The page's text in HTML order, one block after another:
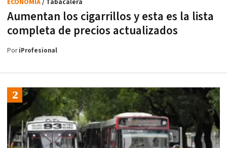
Aumentan los cigarrillos y esta es la lista
completa de precios actualizados
PoriProfesional